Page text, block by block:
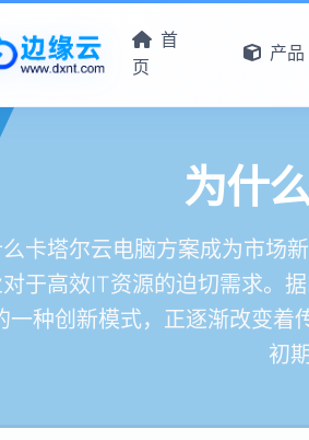
首
页
产品
为什
卡塔尔云电脑方案成为市场
于高效IT资源的迫切需求。
一种创新模式，正逐渐改变着
初